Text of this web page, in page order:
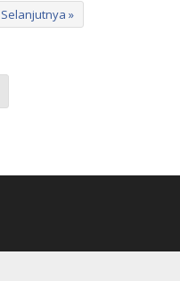
Selanjutnya »